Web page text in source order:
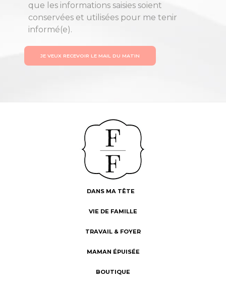
que les informations saisies soient
conservées et utilisées pour me tenir
informé(e).
JE VEUX RECEVOIR LE MAIL DU MATIN
DANS MA TÊTE
VIE DE FAMILLE
TRAVAIL & FOYER
MAMAN ÉPUISÉE
BOUTIQUE